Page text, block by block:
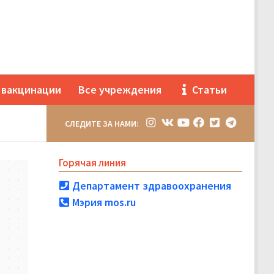
Все учреждения Статьи
СЛЕДИТЕ ЗА НАМИ:
Горячая линия
Департамент здравоохранения
Мэрия mos.ru